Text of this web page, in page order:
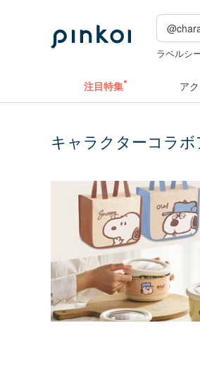
ラベルシ
注目特集 ア
キャラクターコラ